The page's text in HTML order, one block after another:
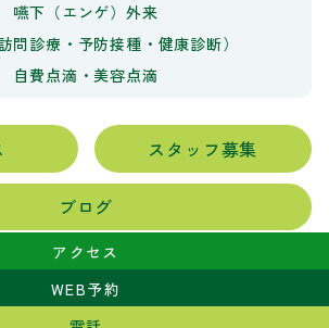
嚥下（エンゲ）外来
問診療・予防接種・健康診断）
自費点滴・美容点滴
スタッフ募集
ブログ
© 笑顔の森内科クリニック,2026
アクセス
WEB予約